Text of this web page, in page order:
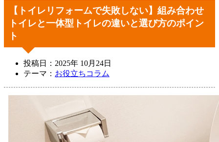
【トイレリフォームで失敗しない】組み合わせ
トイレと一体型トイレの違いと選び方のポイン
ト
投稿日：2025年 10月24日
テーマ： お役立ちコラム